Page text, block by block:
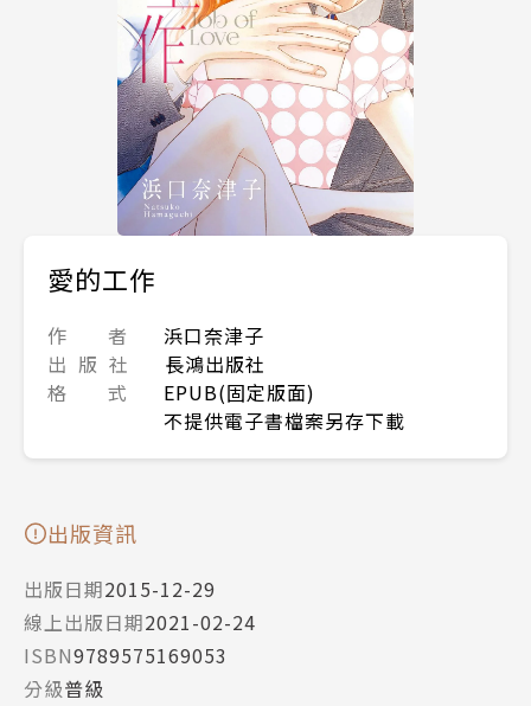
愛的工作
作 者
浜口奈津子
出 版 社
長鴻出版社
格 式
EPUB(固定版面)
不提供電子書檔案另存下載
出版資訊
出版日期2015-12-29
線上出版日期2021-02-24
ISBN9789575169053
分級普級